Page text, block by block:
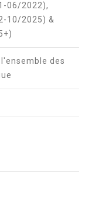
06/2022),
10/2025) &
des